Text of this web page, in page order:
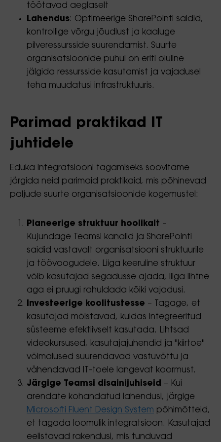
töötavad aeglaselt
Lahendus: Optimeerige SharePointi saidid,
kontrollige võrgu jõudlust ja kaaluge
pilveressursside suurendamist. Suurte
organisatsioonide puhul on eriti oluline
jälgida ressursside kasutamist ja vajadusel
teha muudatusi infrastruktuuris.
Parimad praktikad IT
juhtidele
Eduka integratsiooni tagamiseks soovitame
järgida neid parimaid praktikaid, mis põhinevad
paljude suurte organisatsioonide kogemustel:
Planeerige struktuur hoolikalt –
Kujundage Teamsi kanalid ja SharePointi
saidid vastavalt organisatsiooni struktuurile
ja töövoogudele. Liiga keeruline struktuur
võib kasutajad segadusse ajada, liiga lihtne
aga ei pruugi rahuldada kõiki vajadusi.
Investeerige koolitustesse – Tagage, et
kasutajad mõistavad, kuidas integreeritud
süsteeme efektiivselt kasutada. Lihtsad
videokursused, kasutajajuhendid ja "kiirtoe"
võimalused suurendavad vastuvõttu ja
vähendavad IT-toele langevat koormust.
Järgige Teamsi disainijuhiseid – Kui
arendate kohandatud lahendusi, järgige
Microsofti Fluent Design System põhimõtteid,
et tagada loomulik integratsioon. Kasutajad
eelistavad rakendusi, mis tunduvad